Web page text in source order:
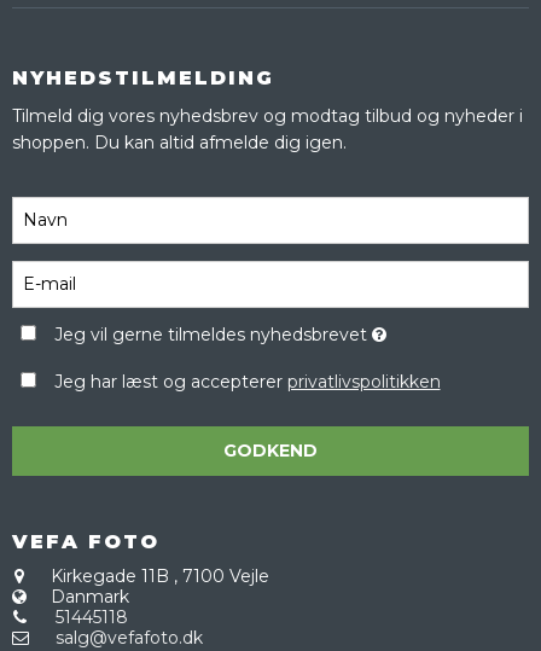
NYHEDSTILMELDING
Tilmeld dig vores nyhedsbrev og modtag tilbud og nyheder i
shoppen. Du kan altid afmelde dig igen.
Jeg vil gerne tilmeldes nyhedsbrevet
Jeg har læst og accepterer privatlivspolitikken
GODKEND
VEFA FOTO
Kirkegade 11B , 7100 Vejle
Danmark
51445118
salg@vefafoto.dk